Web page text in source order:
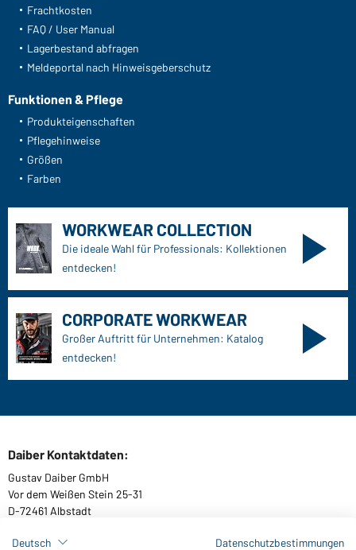
Frachtkosten
FAQ / User Manual
Lagerbestand abfragen
Meldeportal nach Hinweisgeberschutz
Funktionen & Pflege
Produkteigenschaften
Pflegehinweise
Größen
Farben
WORKWEAR COLLECTION
Die ideale Wahl für Professionals: Kollektionen
entdecken!
CORPORATE WORKWEAR
Großer Auftritt für Unternehmen: Katalog
entdecken!
Daiber Kontaktdaten:
Gustav Daiber GmbH
Vor dem Weißen Stein 25-31
D-72461 Albstadt
Deutsch Datenschutzbestimmungen